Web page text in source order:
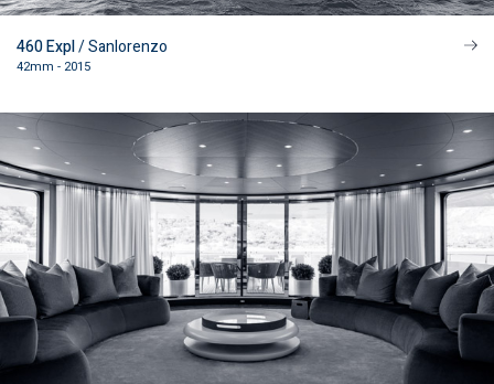
460 Expl/ Sanlorenzo
42mm - 2015